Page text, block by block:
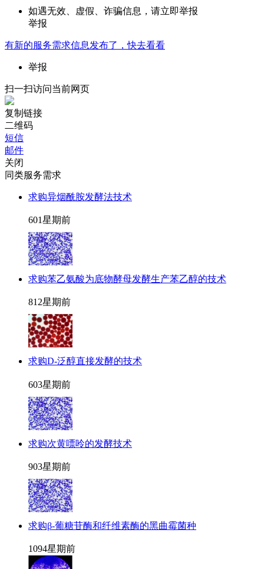
如遇无效、虚假、诈骗信息，请立即举报
举报
有新的服务需求信息发布了，快去看看
举报
扫一扫访问当前网页
复制链接
二维码
短信
邮件
关闭
同类服务需求
求购异烟酰胺发酵法技术
601星期前
求购苯乙氨酸为底物酵母发酵生产苯乙醇的技术
81 2星期前
求购D-泛醇直接发酵的技术
603星期前
求购次黄嘌呤的发酵技术
903星期前
求购β-葡糖苷酶和纤维素酶的黑曲霉菌种
1094星期前